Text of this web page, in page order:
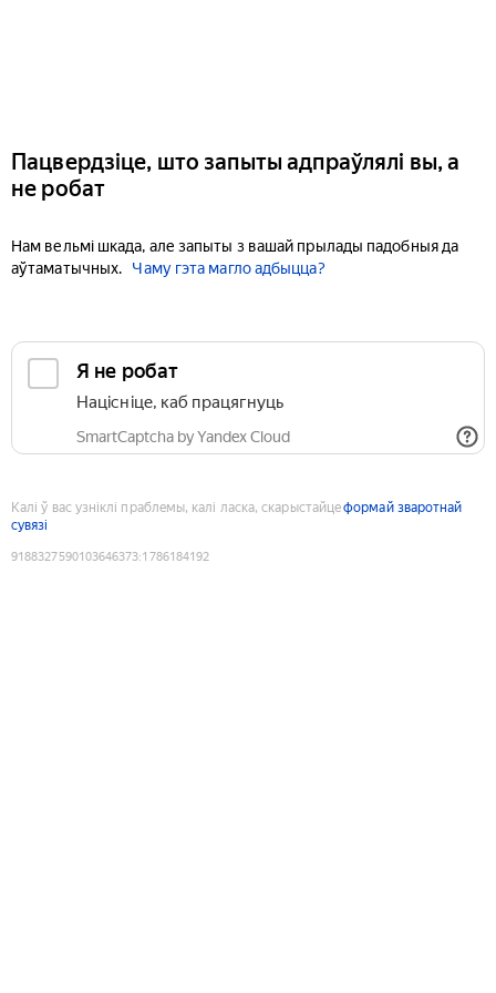
Пацвердзіце, што запыты адпраўлялі вы, а
не робат
Нам вельмі шкада, але запыты з вашай прылады падобныя да
аўтаматычных.
Чаму гэта магло адбыцца?
Я не робат
Націсніце, каб працягнуць
SmartCaptcha by Yandex Cloud
Калі ў вас узніклі праблемы, калі ласка, скарыстайцеформай зваротнай
сувязі
9188327590103646373:1786184192